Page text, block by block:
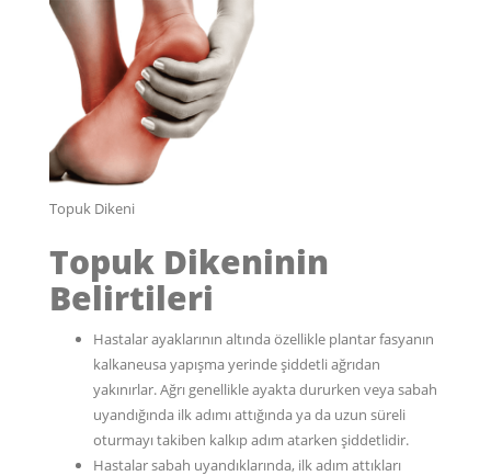
Topuk Dikeni
Topuk Dikeninin
Belirtileri
Hastalar ayaklarının altında özellikle plantar fasyanın
kalkaneusa yapışma yerinde şiddetli ağrıdan
yakınırlar. Ağrı genellikle ayakta dururken veya sabah
uyandığında ilk adımı attığında ya da uzun süreli
oturmayı takiben kalkıp adım atarken şiddetlidir.
Hastalar sabah uyandıklarında, ilk adım attıkları